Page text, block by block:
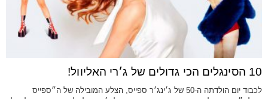
10 הסינגלים הכי גדולים של ג׳רי האליוול!
לכבוד יום הולדתה ה-50 של ג׳ינג׳ר ספייס, הצלע המובילה של ה״ספייס